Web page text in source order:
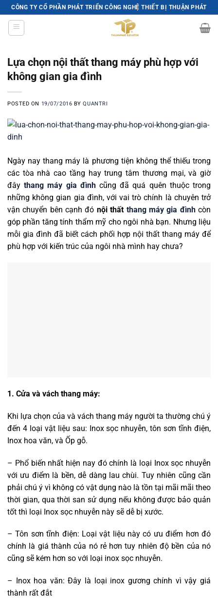
Skip
to
content
CÔNG TY CỔ PHẦN PHÁT TRIỂN CÔNG NGHỆ THIẾT BỊ THUẬN PHÁT
Lựa chọn nội thất thang máy phù hợp với
không gian gia đình
POSTED ON 19/07/2016 BYQUANTRI
Ngày nay thang máy là phương tiện không thể thiếu trong
các tòa nhà cao tầng hay trung tâm thương mại, và giờ
đâythang máy gia đìnhcũng đã quá quên thuộc trong
những không gian gia đình, với vai trò chính là chuyên trở
vận chuyển bên cạnh đó nội thất thang máy gia đìnhcòn
góp phần tăng tính thẩm mỹ cho ngôi nhà bạn. Nhưng liệu
mỗi gia đình đã biết cách phối hợp nội thất thang máy để
phù hợp với kiến trúc của ngôi nhà mình hay chưa?
1. Cửa và vách thang máy:
Khi lựa chọn của và vách thang máy người ta thường chú ý
đến 4 loại vật liệu sau: Inox sọc nhuyễn, tôn sơn tĩnh điện,
Inox hoa văn, và Ốp gỗ.
– Phổ biến nhất hiện nay đó chính là loại Inox sọc nhuyễn
với ưu điểm là bền, dễ dàng lau chùi. Tuy nhiên cũng cần
phải chú ý vì không có vật dụng nào là tồn tại mãi mãi theo
thời gian, qua thời san sử dụng nếu không được bảo quản
tốt thì loại Inox sọc nhuyễn này sẽ dễ bị xước.
– Tôn sơn tĩnh điện: Loại vật liệu này có ưu điểm hơn đó
chính là giá thành của nó rẻ hơn tuy nhiên độ bền của nó
cũng sẽ kém hơn so với loại inox sọc nhuyễn.
– Inox hoa văn: Đây là loại inox gương chính vì vậy giá
thành rất đắt